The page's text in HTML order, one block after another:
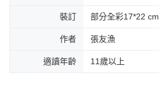
裝訂 部分全彩17*22 cm
作者 張友漁
適讀年齡 11歲以上